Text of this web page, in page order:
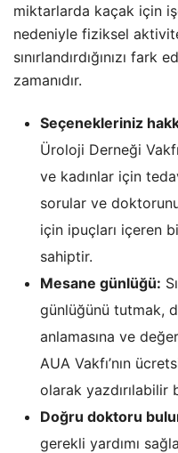
miktarlarda kaçak için
nedeniyle fiziksel
sınırlandırdığınızı
zamanıdır.
Seçenekleriniz
Üroloji Derneği
ve kadınlar için
sorular ve
için ipuçları içeren
sahiptir.
Mesane günlüğü:
günlüğünü tutmak,
anlamasına ve
AUA Vakfı’nın
olarak yazdırılabilir
Doğru doktoru
gerekli yardımı